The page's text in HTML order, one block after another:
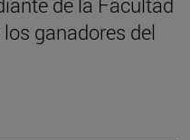
de la Facultad
ganadores del